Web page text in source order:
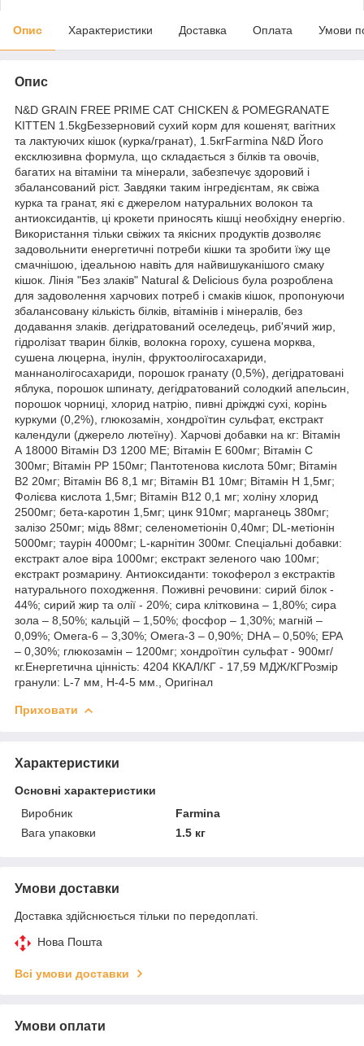
Опис Характеристики Доставка Оплата Умови
Опис
N&D GRAIN FREE PRIME CAT CHICKEN & POMEGRANATE
KITTEN 1.5kgБеззерновий сухий корм для кошенят, вагітних
та лактуючих кішок (курка/гранат), 1.5кгFarmina N&D Його
ексклюзивна формула, що складається з білків та овочів,
багатих на вітаміни та мінерали, забезпечує здоровий і
збалансований ріст. Завдяки таким інгредієнтам, як свіжа
курка та гранат, які є джерелом натуральних волокон та
антиоксидантів, ці крокети приносять кішці необхідну енергію.
Використання тільки свіжих та якісних продуктів дозволяє
задовольнити енергетичні потреби кішки та зробити їжу ще
смачнішою, ідеальною навіть для найвишуканішого смаку
кішок. Лінія "Без злаків" Natural & Delicious була розроблена
для задоволення харчових потреб і смаків кішок, пропонуючи
збалансовану кількість білків, вітамінів і мінералів, без
додавання злаків. дегідратований оселедець, риб'ячий жир,
гідролізат тварин білків, волокна гороху, сушена морква,
сушена люцерна, інулін, фруктоолігосахариди,
маннанолігосахариди, порошок гранату (0,5%), дегідратовані
яблука, порошок шпинату, дегідратований солодкий апельсин,
порошок чорниці, хлорид натрію, пивні дріжджі сухі, корінь
куркуми (0,2%), глюкозамін, хондроїтин сульфат, екстракт
календули (джерело лютеїну). Харчові добавки на кг: Вітамін
А 18000 Вітамін D3 1200 МЕ; Вітамін Е 600мг; Вітамін С
300мг; Вітамін РР 150мг; Пантотенова кислота 50мг; Вітамін
В2 20мг; Вітамін В6 8,1 мг; Вітамін В1 10мг; Вітамін Н 1,5мг;
Фолієва кислота 1,5мг; Вітамін В12 0,1 мг; холіну хлорид
2500мг; бета-каротин 1,5мг; цинк 910мг; марганець 380мг;
залізо 250мг; мідь 88мг; селенометіонін 0,40мг; DL-метіонін
5000мг; таурін 4000мг; L-карнітин 300мг. Спеціальні добавки:
екстракт алое віра 1000мг; екстракт зеленого чаю 100мг;
екстракт розмарину. Антиоксиданти: токоферол з екстрактів
натурального походження. Поживні речовини: сирий білок -
44%; сирий жир та олії - 20%; сира клітковина – 1,80%; сира
зола – 8,50%; кальцій – 1,50%; фосфор – 1,30%; магній –
0,09%; Омега-6 – 3,30%; Омега-3 – 0,90%; DHA – 0,50%; EPA
– 0,30%; глюкозамін – 1200мг; хондроїтин сульфат - 900мг/
кг.Енергетична цінність: 4204 ККАЛ/КГ - 17,59 МДЖ/КГРозмір
гранули: L-7 мм, H-4-5 мм., Оригінал
Приховати
Характеристики
Основні характеристики
Виробник
Farmina
Вага упаковки
1.5 кг
Умови доставки
Доставка здійснюється тільки по передоплаті.
Нова Пошта
Всі умови доставки
Умови оплати